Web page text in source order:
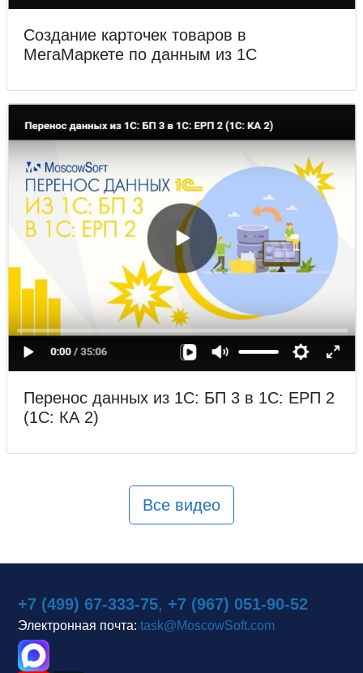
Создание карточек товаров в
МегаМаркете по данным из 1С
Перенос данных из 1С: БП 3 в 1С: ЕРП 2
(1С: КА 2)
Все видео
+7 (499) 67-333-75, +7 (967) 051-90-52
Электронная почта: task@MoscowSoft.com